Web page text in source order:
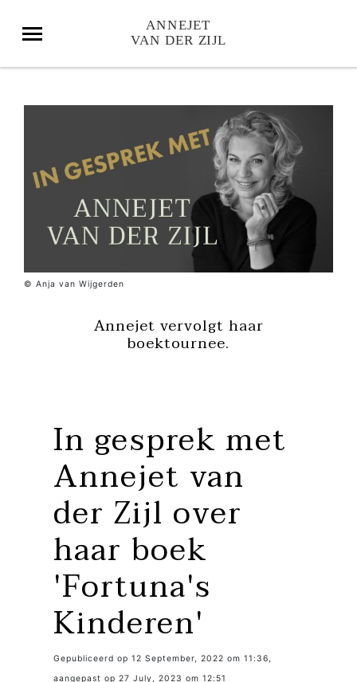
© Anja van Wijgerden
Annejet vervolgt haar
boektournee.
In gesprek met
Annejet van
der Zijl over
haar boek
'Fortuna's
Kinderen'
Gepubliceerd op 12 September, 2022 om 11:36,
aangepast op 27 July, 2023 om 12:51